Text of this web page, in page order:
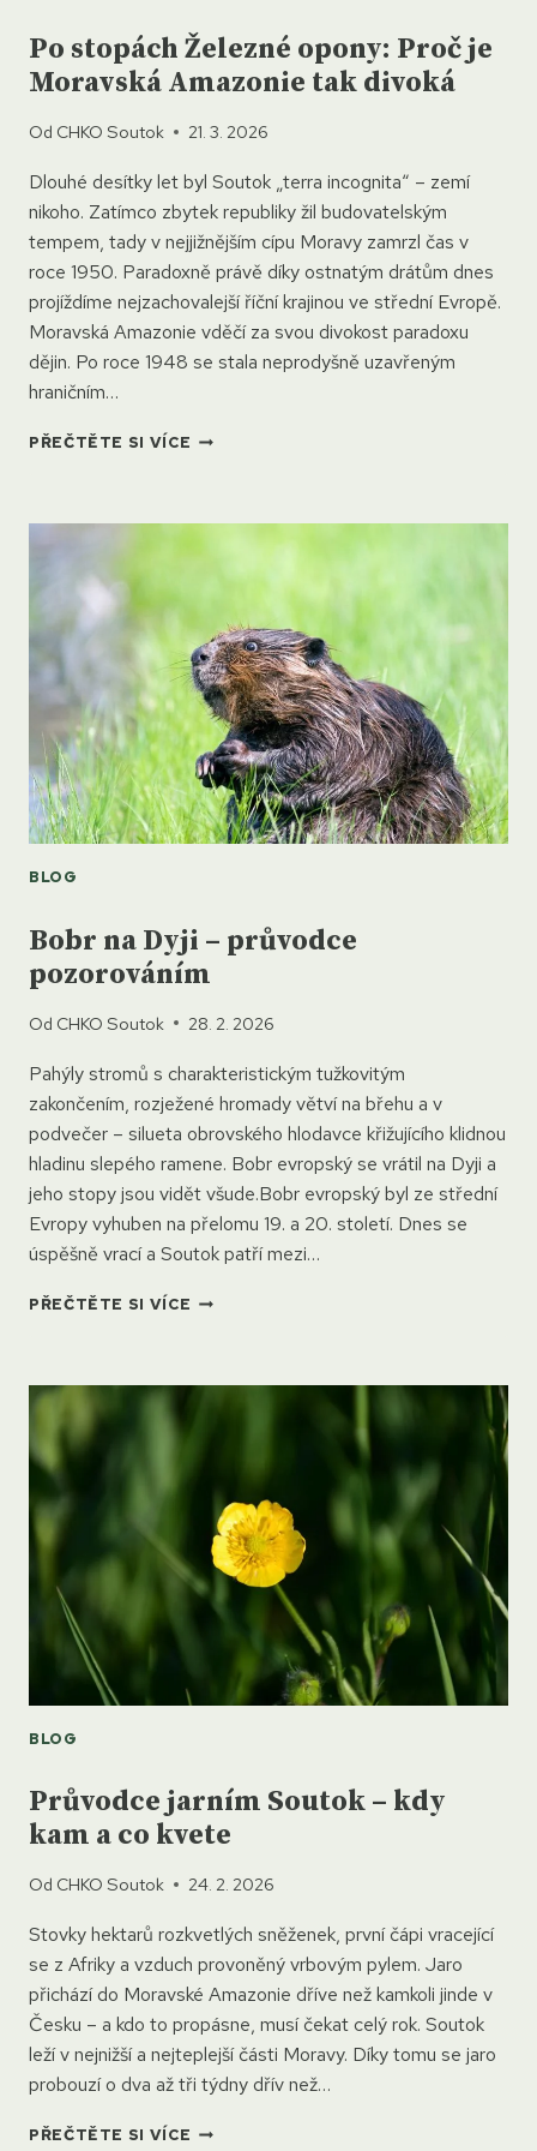
Po stopách Železné opony: Proč je
Moravská Amazonie tak divoká
Od CHKO Soutok 21. 3. 2026
Dlouhé desítky let byl Soutok „terra incognita“ – zemí
nikoho. Zatímco zbytek republiky žil budovatelským
tempem, tady v nejjižnějším cípu Moravy zamrzl čas v
roce 1950. Paradoxně právě díky ostnatým drátům dnes
projíždíme nejzachovalejší říční krajinou ve střední Evropě.
Moravská Amazonie vděčí za svou divokost paradoxu
dějin. Po roce 1948 se stala neprodyšně uzavřeným
hraničním…
PŘEČTĚTE SI VÍCE PO
JE
MORAVSKÁ
TAK
DIVOKÁ
BLOG
Bobr na Dyji – průvodce
pozorováním
Od CHKO Soutok 28. 2. 2026
Pahýly stromů s charakteristickým tužkovitým
zakončením, rozježené hromady větví na břehu a v
podvečer – silueta obrovského hlodavce křižujícího klidnou
hladinu slepého ramene. Bobr evropský se vrátil na Dyji a
jeho stopy jsou vidět všude.Bobr evropský byl ze střední
Evropy vyhuben na přelomu 19. a 20. století. Dnes se
úspěšně vrací a Soutok patří mezi…
PŘEČTĚTE SI VÍCE BOBR
BLOG
Průvodce jarním Soutok – kdy
kam a co kvete
Od CHKO Soutok 24. 2. 2026
Stovky hektarů rozkvetlých sněženek, první čápi vracející
se z Afriky a vzduch provoněný vrbovým pylem. Jaro
přichází do Moravské Amazonie dříve než kamkoli jinde v
Česku – a kdo to propásne, musí čekat celý rok. Soutok
leží v nejnižší a nejteplejší části Moravy. Díky tomu se jaro
probouzí o dva až tři týdny dřív než…
PŘEČTĚTE SI VÍCE PRŮVODCE